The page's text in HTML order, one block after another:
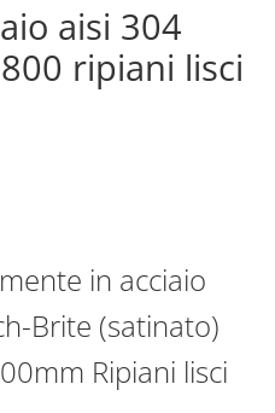
aisi 304
ripiani lisci
in acciaio
Brite (satinato)
Ripiani lisci